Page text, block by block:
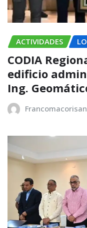
ACTIVIDADES
CODIA
edificio
Ing.